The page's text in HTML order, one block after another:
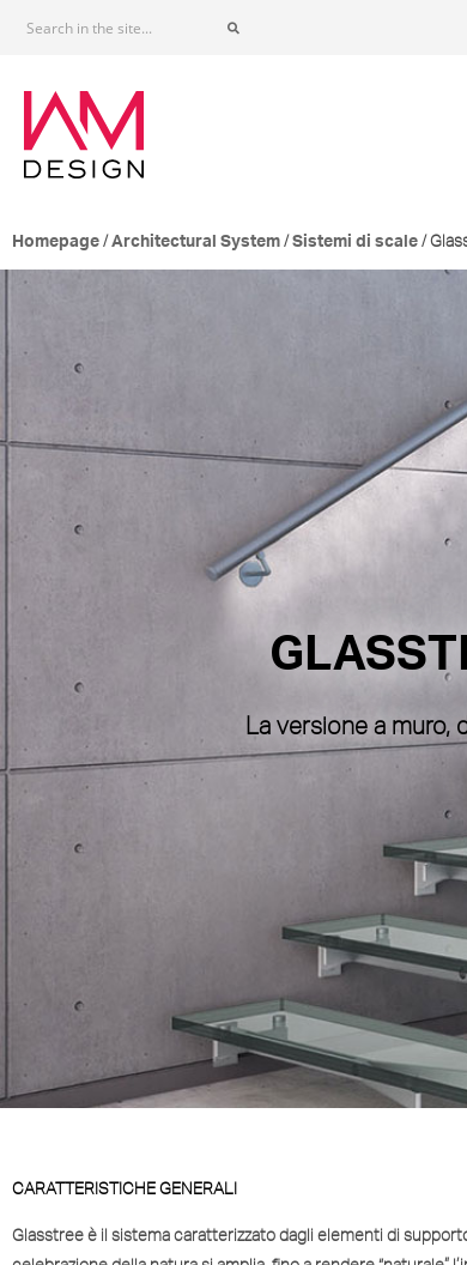
Homepage /Architectural System /Sistemi di scale /
La versione a muro,
CARATTERISTICHE GENERALI
Glasstree è il sistema caratterizzato dagli elementi di